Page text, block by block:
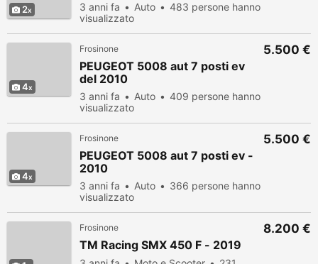
2 3 anni fa Auto
483 persone hanno
visualizzato
4
Frosinone
PEUGEOT 5008 aut 7 posti ev
del 2010
3 anni fa Auto
409 persone hanno
visualizzato
5.500 €
4
Frosinone
PEUGEOT 5008 aut 7 posti ev -
2010
3 anni fa Auto
366 persone hanno
visualizzato
5.500 €
Frosinone
TM Racing SMX 450 F - 2019
8.200 €